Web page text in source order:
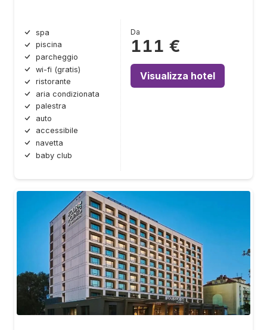
spa
piscina
parcheggio
wi-fi (gratis)
ristorante
aria condizionata
palestra
auto
accessibile
navetta
baby club
Da
111 €
Visualizza hotel